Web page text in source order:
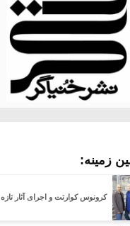
زمینه:
کرونوس کوارتت و اجرای آثار تازه